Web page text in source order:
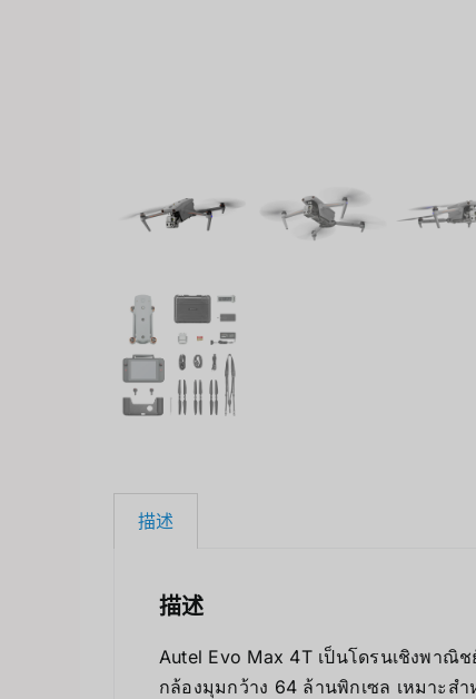
描述
描述
Autel Evo Max 4T เป็นโดรนเชิงพาณิ
กล้องมุมกว้าง 64 ล้านพิกเซล เหมาะส